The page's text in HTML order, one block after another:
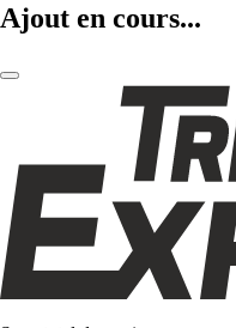
Ajout en cours...